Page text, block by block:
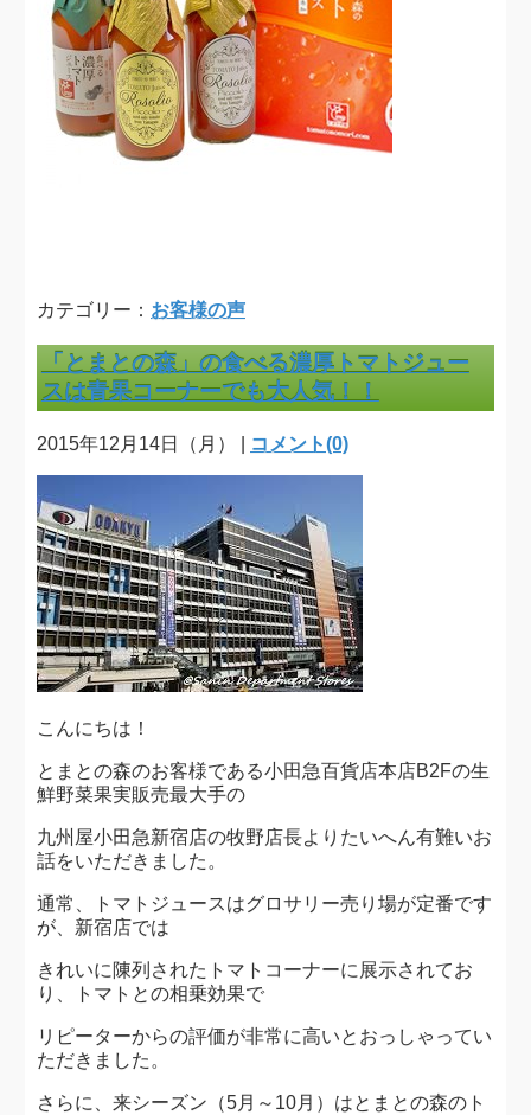
カテゴリー： お客様の声
「とまとの森」の食べる濃厚トマトジュー
スは青果コーナーでも大人気！！
2015年12月14日（月） | コメント(0)
こんにちは！
とまとの森のお客様である小田急百貨店本店B2Fの生
鮮野菜果実販売最大手の
九州屋小田急新宿店の牧野店長よりたいへん有難いお
話をいただきました。
通常、トマトジュースはグロサリー売り場が定番です
が、新宿店では
きれいに陳列されたトマトコーナーに展示されてお
り、トマトとの相乗効果で
リピーターからの評価が非常に高いとおっしゃってい
ただきました。
さらに、来シーズン（5月～10月）はとまとの森のト